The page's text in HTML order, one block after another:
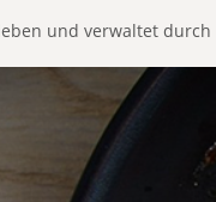
und verwaltet durch